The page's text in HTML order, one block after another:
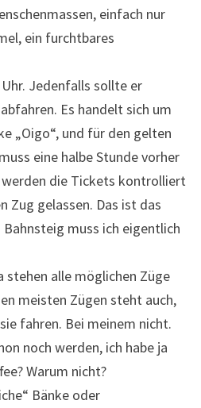
einfach nur
ein furchtbares
Jedenfalls sollte er
Es handelt sich um
„Oigo“, und für den gelten
eine halbe Stunde vorher
die Tickets kontrolliert
Zug gelassen. Das ist das
muss ich eigentlich
stehen alle möglichen Züge
meisten Zügen steht auch,
fahren. Bei meinem nicht.
noch werden, ich habe ja
Warum nicht?
Bänke oder